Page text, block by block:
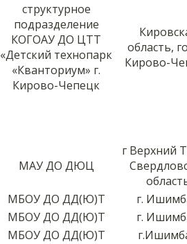
структурное
подразделение
КОГОАУ ДО ЦТТ
«Детский технопарк
«Кванториум» г.
Кирово-Чепецк
область,
Кирово-
МАУ ДО ДЮЦ
г Верхний
МБОУ ДО ДД(Ю)Т
г.
МБОУ ДО ДД(Ю)Т
г.
МБОУ ДО ДД(Ю)Т